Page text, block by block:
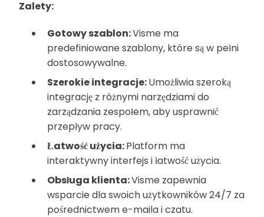
Zalety:
Gotowy szablon:Visme ma
predefiniowane szablony, które są w pełni
dostosowywalne.
Szerokie integracje:Umożliwia szeroką
integrację z różnymi narzędziami do
zarządzania zespołem, aby usprawnić
przepływ pracy.
Łatwość użycia:Platform ma
interaktywny interfejs i łatwość użycia.
Obsługa klienta:Visme zapewnia
wsparcie dla swoich użytkowników 24/7 za
pośrednictwem e-maila i czatu.